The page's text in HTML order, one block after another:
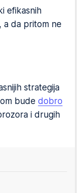
efikasnih
a da pritom ne
strategija
bude dobro
i drugih